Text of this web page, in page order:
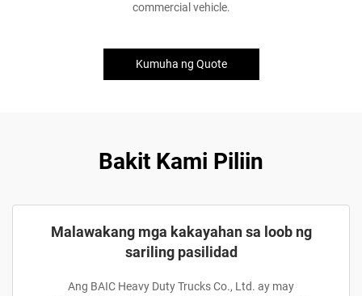
commercial vehicle.
Kumuha ng Quote
Bakit Kami Piliin
Malawakang mga kakayahan sa loob ng
sariling pasilidad
Ang BAIC Heavy Duty Trucks Co., Ltd. ay may